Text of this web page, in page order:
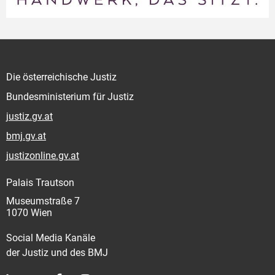
Die österreichische Justiz
Bundesministerium für Justiz
justiz.gv.at
bmj.gv.at
justizonline.gv.at
Palais Trautson
Museumstraße 7
1070 Wien
Social Media Kanäle
der Justiz und des BMJ